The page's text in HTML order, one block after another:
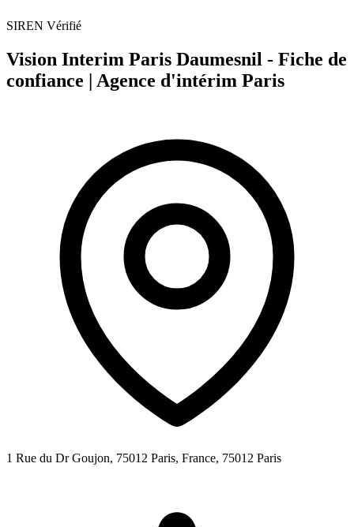
SIREN Vérifié
Vision Interim Paris Daumesnil - Fiche de
confiance | Agence d'intérim Paris
1 Rue du Dr Goujon, 75012 Paris, France, 75012 Paris